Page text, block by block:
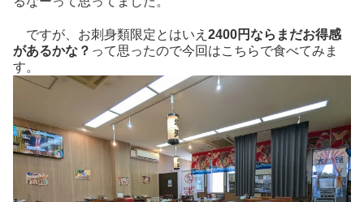
ですが、お刺身類限定とはいえ 2400円ならまだお得感
があるかな？ って思ったので今回はこちらで食べてみま
す。